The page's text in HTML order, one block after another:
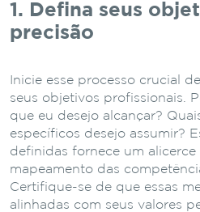
1. Defina seus
precisão
Inicie esse processo crucial
seus objetivos profissionais.
que eu desejo alcançar?
específicos desejo assumir?
definidas fornece um
mapeamento das
Certifique-se de que essas
alinhadas com seus valores